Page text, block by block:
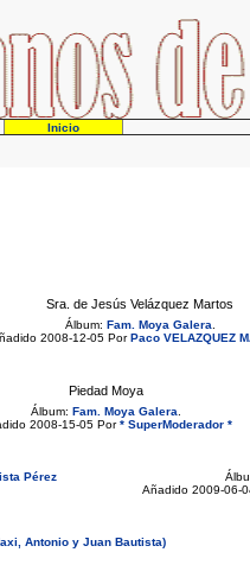
Inicio
Sra. de Jesús Velázquez Martos
Álbum: Fam. Moya Galera
2008-12-05 PorPaco VELAZQUEZ
Piedad Moya
Álbum: Fam. Moya Galera
2008-15-05 Por* SuperModerador *
Añadido 2009-06-